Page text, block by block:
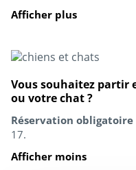
Afficher plus
Vous souhaitez partir
ou votre chat ?
Réservation
17.
Afficher moins